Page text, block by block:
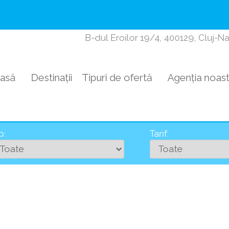
B-dul Eroilor 19/4, 400129, Cluj-
Destinații Tipuri de ofertă Agenția
Tarif: